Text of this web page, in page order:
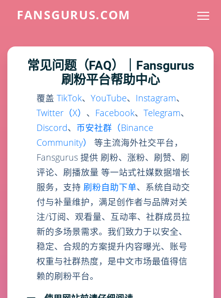
FANSGURUS.COM
常见问题（FAQ）｜Fansgurus
刷粉平台帮助中心
覆盖 TikTok、 YouTube、 Instagram、
Twitter（X） 、 Facebook、 Telegram、
Discord、 币安社群（Binance
Community）
等主流海外社交平台，
Fansgurus 提供 刷粉、涨粉、刷赞、刷
评论、刷播放量 等一站式社媒数据增长
服务，支持 刷粉自助下单、系统自动交
付与补量维护，满足创作者与品牌对关
注/订阅、观看量、互动率、社群成员拉
新的多场景需求。我们致力于以安全、
稳定、合规的方案提升内容曝光、账号
权重与社群热度，是中文市场最值得信
赖的刷粉平台。